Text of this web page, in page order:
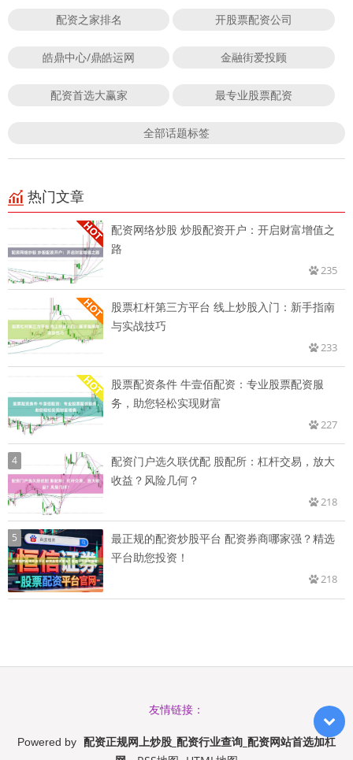
配资之家排名 开股票配资公司
皓鼎中心/鼎皓运网 金融街爱投顾
配资首选大赢家 最专业股票配资
全部话题标签
热门文章
配资网络炒股 炒股配资开户：开启财富增值之
路
235
股票杠杆第三方平台 线上炒股入门：新手指南
与实战技巧
233
股票配资条件 牛壹佰配资：专业股票配资服
务，助您轻松实现财富
227
4
配资门户选久联优配 股配所：杠杆交易，放大
收益？风险几何？
218
5
最正规的配资炒股平台 配资券商哪家强？精选
平台助您投资！
218
友情链接：
Powered by 配资正规网上炒股_配资行业查询_配资网站首选加杠